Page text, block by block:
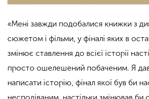
«Мені завжди подобалися книжки з
сюжетом і фільми, у фіналі яких в
змінює ставлення до всієї історії
просто ошелешений побаченим. Я
написати історію, фінал якої був би